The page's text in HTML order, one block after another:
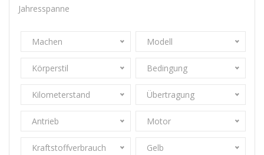
Jahresspanne
Machen Modell
Körperstil Bedingung
Kilometerstand Übertragung
Antrieb Motor
Kraftstoffverbrauch Gelb